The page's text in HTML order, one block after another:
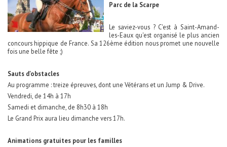
Parc de la Scarpe
Le saviez-vous ? C'est à Saint-Amand-
les-Eaux qu'est organisé le plus ancien
concours hippique de France. Sa 126ème édition nous promet une nouvelle
fois une belle fête ;)
Sauts d'obstacles
Au programme : treize épreuves, dont une Vétérans et un Jump & Drive.
Vendredi, de 14h à 17h
Samedi et dimanche, de 8h30 à 18h
Le Grand Prix aura lieu dimanche vers 17h.
Animations gratuites pour les familles